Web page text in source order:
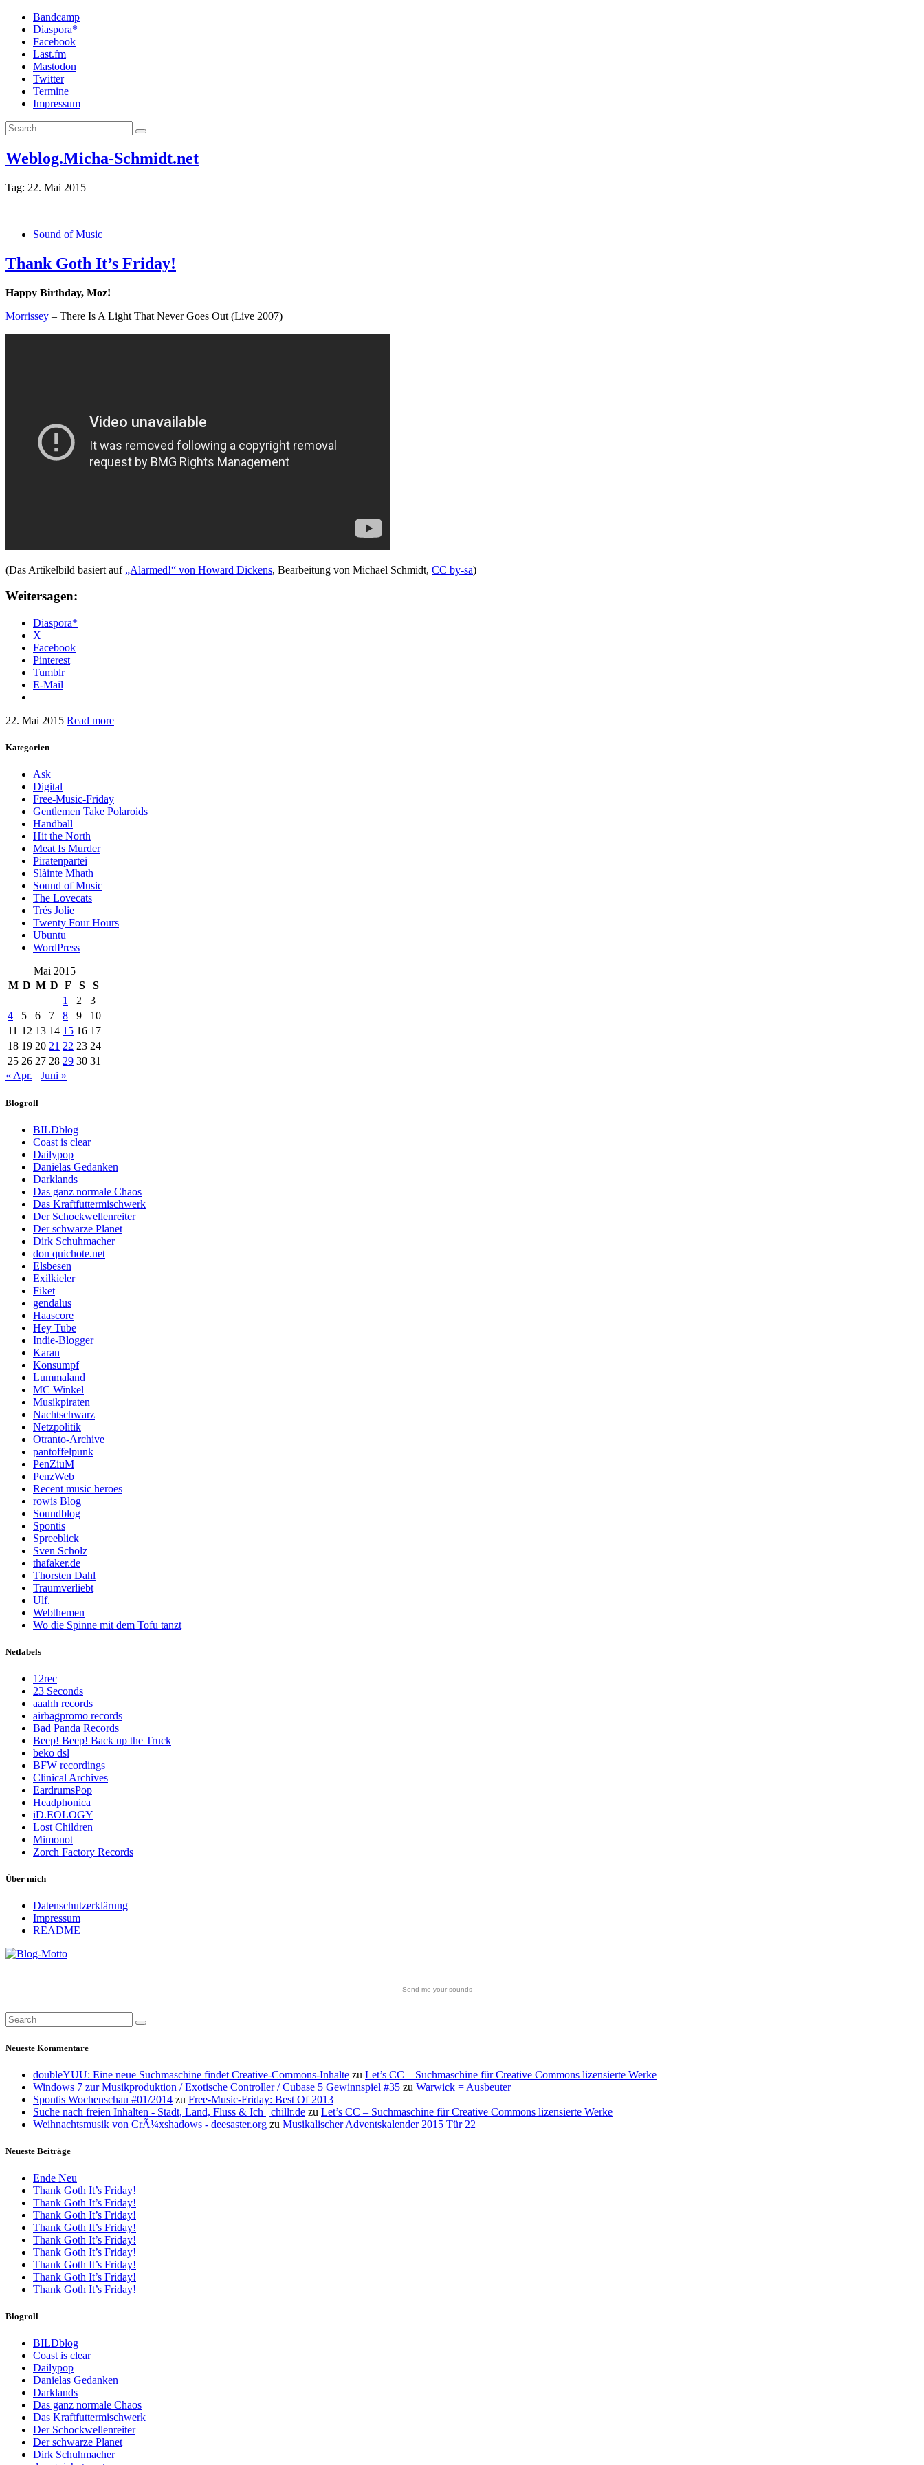
Bandcamp
Diaspora*
Facebook
Last.fm
Mastodon
Twitter
Termine
Impressum
Weblog.Micha-Schmidt.net
Tag: 22. Mai 2015
Sound of Music
Thank Goth It’s Friday!
Happy Birthday, Moz!
Morrissey – There Is A Light That Never Goes Out (Live 2007)
(Das Artikelbild basiert auf „Alarmed!“ von Howard Dickens, Bearbeitung von Michael Schmidt, CC by-sa)
Weitersagen:
Diaspora*
X
Facebook
Pinterest
Tumblr
E-Mail
22. Mai 2015 Read more
Kategorien
Ask
Digital
Free-Music-Friday
Gentlemen Take Polaroids
Handball
Hit the North
Meat Is Murder
Piratenpartei
Slàinte Mhath
Sound of Music
The Lovecats
Trés Jolie
Twenty Four Hours
Ubuntu
WordPress
Mai 2015
M D M D F S
S
1
2
3
4
5 6 7 8 9
10
11 12 13 14 15 16 17
18 19 20 21 22 23 24
25 26 27 28 29 30 31
« Apr.
Juni »
Blogroll
BILDblog
Coast is clear
Dailypop
Danielas Gedanken
Darklands
Das ganz normale Chaos
Das Kraftfuttermischwerk
Der Schockwellenreiter
Der schwarze Planet
Dirk Schuhmacher
don quichote.net
Elsbesen
Exilkieler
Fiket
gendalus
Haascore
Hey Tube
Indie-Blogger
Karan
Konsumpf
Lummaland
MC Winkel
Musikpiraten
Nachtschwarz
Netzpolitik
Otranto-Archive
pantoffelpunk
PenZiuM
PenzWeb
Recent music heroes
rowis Blog
Soundblog
Spontis
Spreeblick
Sven Scholz
thafaker.de
Thorsten Dahl
Traumverliebt
Ulf.
Webthemen
Wo die Spinne mit dem Tofu tanzt
Netlabels
12rec
23 Seconds
aaahh records
airbagpromo records
Bad Panda Records
Beep! Beep! Back up the Truck
beko dsl
BFW recordings
Clinical Archives
EardrumsPop
Headphonica
iD.EOLOGY
Lost Children
Mimonot
Zorch Factory Records
Über mich
Datenschutzerklärung
Impressum
README
Send me your sounds
Neueste Kommentare
doubleYUU: Eine neue Suchmaschine findet Creative-Commons-Inhalte zu Let’s CC – Suchmaschine für Creative Commons lizensierte Werke
Windows 7 zur Musikproduktion / Exotische Controller / Cubase 5 Gewinnspiel #35 zu Warwick = Ausbeuter
Spontis Wochenschau #01/2014 zu Free-Music-Friday: Best Of 2013
Suche nach freien Inhalten - Stadt, Land, Fluss & Ich | chillr.de zu Let’s CC – Suchmaschine für Creative Commons lizensierte Werke
Weihnachtsmusik von CrÃ¼xshadows - deesaster.org zu Musikalischer Adventskalender 2015 Tür 22
Neueste Beiträge
Ende Neu
Thank Goth It’s Friday!
Thank Goth It’s Friday!
Thank Goth It’s Friday!
Thank Goth It’s Friday!
Thank Goth It’s Friday!
Thank Goth It’s Friday!
Thank Goth It’s Friday!
Thank Goth It’s Friday!
Thank Goth It’s Friday!
Blogroll
BILDblog
Coast is clear
Dailypop
Danielas Gedanken
Darklands
Das ganz normale Chaos
Das Kraftfuttermischwerk
Der Schockwellenreiter
Der schwarze Planet
Dirk Schuhmacher